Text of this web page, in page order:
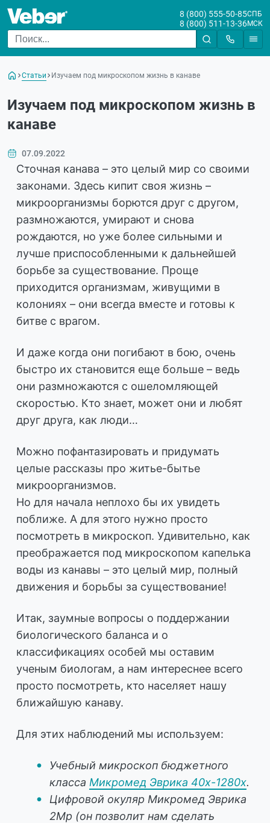
8 (800) 555-50-85СПБ
8 (800) 511-13-36МСК
Статьи Изучаем под микроскопом жизнь в канаве
Изучаем под микроскопом жизнь в
канаве
07.09.2022
Сточная канава – это целый мир со своими
законами. Здесь кипит своя жизнь –
микроорганизмы борются друг с другом,
размножаются, умирают и снова
рождаются, но уже более сильными и
лучше приспособленными к дальнейшей
борьбе за существование. Проще
приходится организмам, живущими в
колониях – они всегда вместе и готовы к
битве с врагом.
И даже когда они погибают в бою, очень
быстро их становится еще больше – ведь
они размножаются с ошеломляющей
скоростью. Кто знает, может они и любят
друг друга, как люди…
Можно пофантазировать и придумать
целые рассказы про житье-бытье
микроорганизмов.
Но для начала неплохо бы их увидеть
поближе. А для этого нужно просто
посмотреть в микроскоп. Удивительно, как
преображается под микроскопом капелька
воды из канавы – это целый мир, полный
движения и борьбы за существование!
Итак, заумные вопросы о поддержании
биологического баланса и о
классификациях особей мы оставим
ученым биологам, а нам интереснее всего
просто посмотреть, кто населяет нашу
ближайшую канаву.
Для этих наблюдений мы используем:
Учебный микроскоп бюджетного
класса Микромед Эврика 40х-1280х.
Цифровой окуляр Микромед Эврика
2Мр (он позволит нам сделать